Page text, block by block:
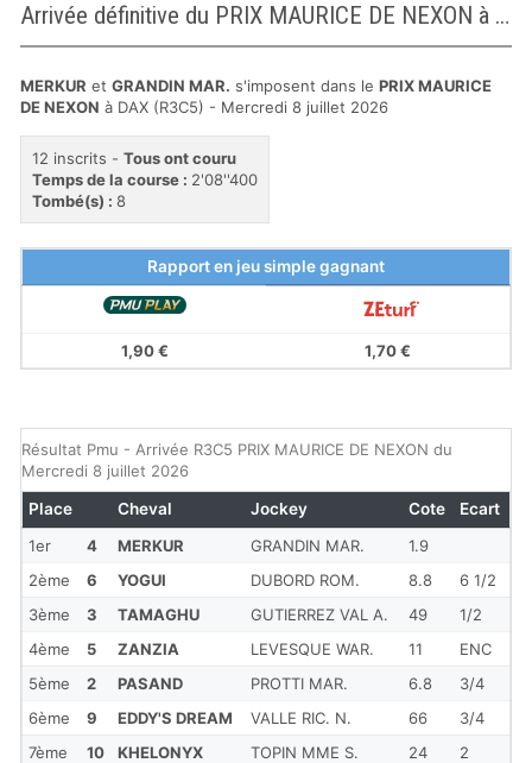
Arrivée définitive du PRIX MAURICE DE NEXON à DAX
MERKUR et GRANDIN MAR. s'imposent dans le PRIX MAURICE
DE NEXON à DAX (R3C5) - Mercredi 8 juillet 2026
12 inscrits - Tous ont couru
Temps de la course : 2'08''400
Tombé(s) : 8
Rapport en jeu simple gagnant
1,90 € 1,70 €
Résultat Pmu - Arrivée R3C5 PRIX MAURICE DE NEXON du
Mercredi 8 juillet 2026
1er 4 MERKUR GRANDIN MAR.
1.9
2ème
6 YOGUI DUBORD ROM. 8.8
6 1/2
3ème
3 TAMAGHU GUTIERREZ VAL A. 49
1/2
4ème
5 ZANZIA LEVESQUE WAR. 11
ENC
5ème
2 PASAND PROTTI MAR. 6.8
3/4
6ème
9 EDDY'S DREAM VALLE RIC. N. 66
3/4
7ème
10 KHELONYX TOPIN MME S. 24
2
Place Cheval Jockey Cote Ecart